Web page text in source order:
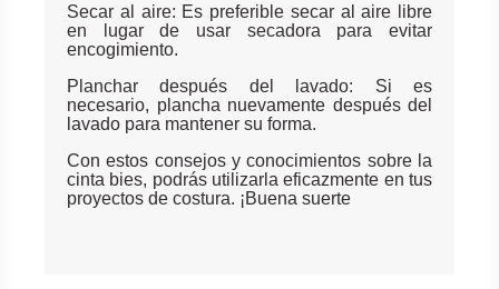
Secar al aire: Es preferible secar al aire libre
en lugar de usar secadora para evitar
encogimiento.
Planchar después del lavado: Si es
necesario, plancha nuevamente después del
lavado para mantener su forma.
Con estos consejos y conocimientos sobre la
cinta bies, podrás utilizarla eficazmente en tus
proyectos de costura. ¡Buena suerte